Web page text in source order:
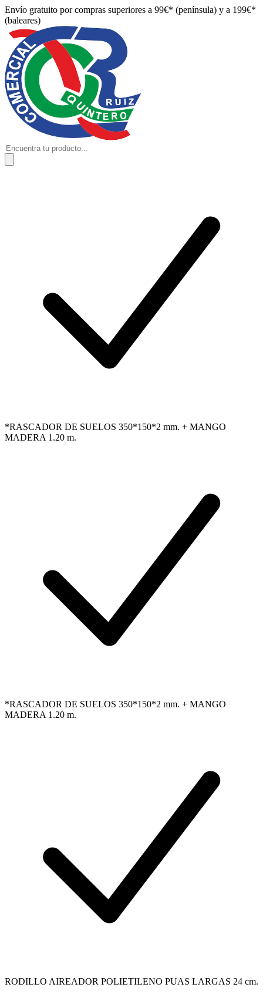
Envío gratuito por compras superiores a 99€* (península) y a 199€*
(baleares)
*RASCADOR DE SUELOS 350*150*2 mm. + MANGO
MADERA 1.20 m.
*RASCADOR DE SUELOS 350*150*2 mm. + MANGO
MADERA 1.20 m.
RODILLO AIREADOR POLIETILENO PUAS LARGAS 24 cm.